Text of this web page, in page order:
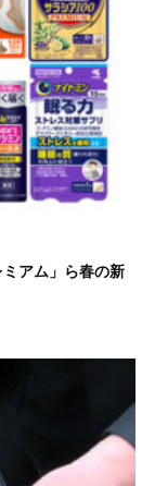
アム」ら春の新